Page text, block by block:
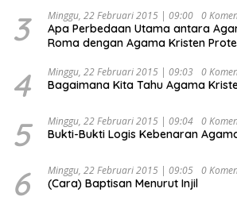
Indonesia Emas 2045”,
3 Minggu, 22 Februari 2015 | 09:00 0
Apa Perbedaan Utama antara
Roma dengan Agama Kristen
4 Minggu, 22 Februari 2015 | 09:03 0
Bagaimana Kita Tahu Agama
5 Minggu, 22 Februari 2015 | 09:04 0
Bukti-Bukti Logis Kebenaran
6 Minggu, 22 Februari 2015 | 09:05 0
(Cara) Baptisan Menurut Injil